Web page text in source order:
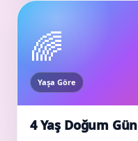
🌈
Yaşa Göre
4 Yaş Doğum